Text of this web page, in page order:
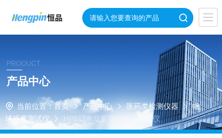
PRODUCT
产品中心
当前位置： 首页 产品中心 医药类检测仪器
微
球强度测试仪
HP612水凝胶微粒强度测试仪